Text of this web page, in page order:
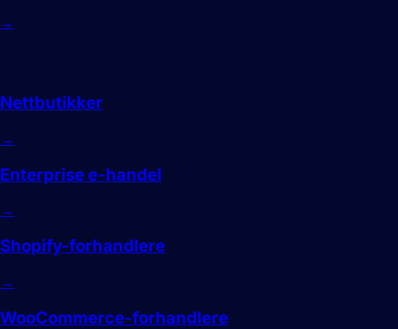
→
Nettbutikker
→
Enterprise e-handel
→
Shopify-forhandlere
→
WooCommerce-forhandlere